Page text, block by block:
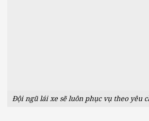
Đội ngũ lái xe sẽ luôn phục vụ theo yêu